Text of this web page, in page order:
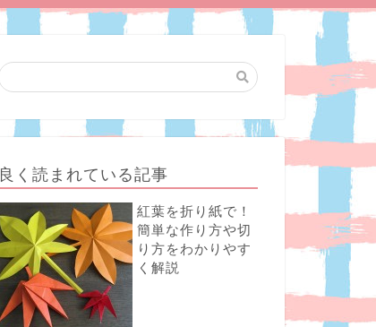
良く読まれている記事
紅葉を折り紙で！
簡単な作り方や切
り方をわかりやす
く解説